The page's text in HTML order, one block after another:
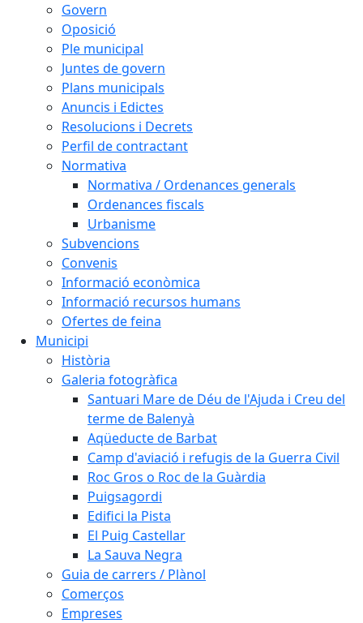
Govern
Oposició
Ple municipal
Juntes de govern
Plans municipals
Anuncis i Edictes
Resolucions i Decrets
Perfil de contractant
Normativa
Normativa / Ordenances generals
Ordenances fiscals
Urbanisme
Subvencions
Convenis
Informació econòmica
Informació recursos humans
Ofertes de feina
Municipi
Història
Galeria fotogràfica
Santuari Mare de Déu de l'Ajuda i Creu del
terme de Balenyà
Aqüeducte de Barbat
Camp d'aviació i refugis de la Guerra Civil
Roc Gros o Roc de la Guàrdia
Puigsagordi
Edifici la Pista
El Puig Castellar
La Sauva Negra
Guia de carrers / Plànol
Comerços
Empreses